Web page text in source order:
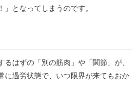
となってしまうのです。
はずの「別の筋肉」や「関節」が、
に過労状態で、いつ限界が来てもおか